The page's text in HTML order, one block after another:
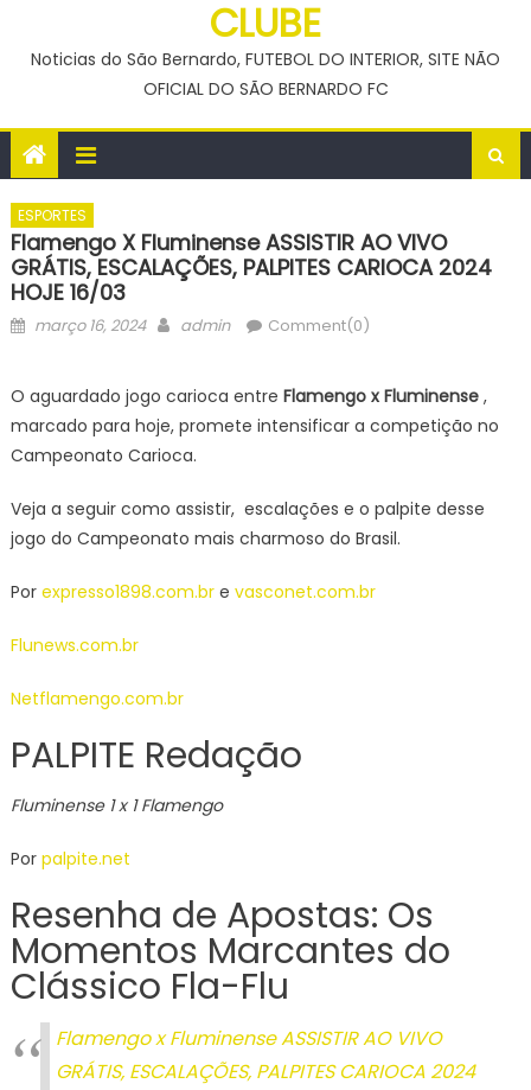
CLUBE
Noticias do São Bernardo, FUTEBOL DO INTERIOR, SITE NÃO
OFICIAL DO SÃO BERNARDO FC
ESPORTES
Flamengo X Fluminense ASSISTIR AO VIVO
GRÁTIS, ESCALAÇÕES, PALPITES CARIOCA 2024
HOJE 16/03
Posted
março 16, 2024 Author
admin Comment(0)
O aguardado jogo carioca entre Flamengo x Fluminense ,
marcado para hoje, promete intensificar a competição no
Campeonato Carioca.
Veja a seguir como assistir, escalações e o palpite desse
jogo do Campeonato mais charmoso do Brasil.
Por expresso1898.com.bre vasconet.com.br
Flunews.com.br
Netflamengo.com.br
PALPITE Redação
Fluminense 1 x 1 Flamengo
Por palpite.net
Resenha de Apostas: Os
Momentos Marcantes do
Clássico Fla-Flu
Flamengo x Fluminense ASSISTIR AO VIVO
GRÁTIS, ESCALAÇÕES, PALPITES CARIOCA 2024